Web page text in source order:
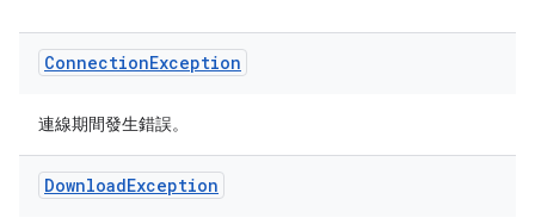
ConnectionException
連線期間發生錯誤。
DownloadException